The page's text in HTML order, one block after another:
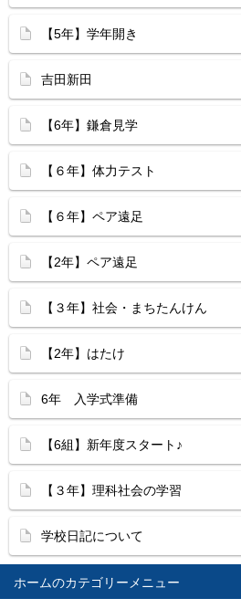
ホーム
【5年】学年開き
吉田新田
【6年】鎌倉見学
【６年】体力テスト
【６年】ペア遠足
【2年】ペア遠足
【３年】社会・まちたんけん
【2年】はたけ
6年 入学式準備
【6組】新年度スタート♪
【３年】理科社会の学習
学校日記について